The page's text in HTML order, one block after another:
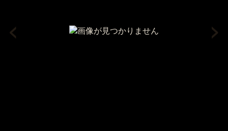
‹ ›